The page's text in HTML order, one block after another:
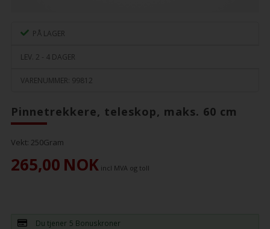
PÅ LAGER
LEV. 2 - 4 DAGER
VARENUMMER: 99812
Pinnetrekkere, teleskop, maks. 60 cm
Vekt: 250Gram
265,00 NOK incl MVA og toll
Du tjener 5 Bonuskroner